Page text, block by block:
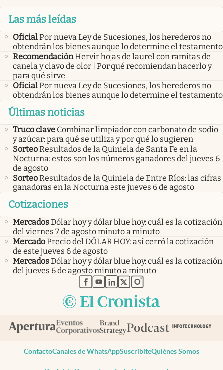
Las más leídas
OficialPor nueva Ley de Sucesiones, los herederos no
obtendrán los bienes aunque lo determine el testamento
RecomendaciónHervir hojas de laurel con ramitas de
canela y clavo de olor | Por qué recomiendan hacerlo y
para qué sirve
OficialPor nueva Ley de Sucesiones, los herederos no
obtendrán los bienes aunque lo determine el testamento
Últimas noticias
Truco clave Combinar limpiador con carbonato de sodio
y azúcar: para qué se utiliza y por qué lo sugieren
SorteoResultados de la Quiniela de Santa Fe en la
Nocturna: estos son los números ganadores del jueves 6
de agosto
SorteoResultados de la Quiniela de Entre Ríos: las cifras
ganadoras en la Nocturna este jueves 6 de agosto
Cotizaciones
MercadosDólar hoy y dólar blue hoy: cuál es la cotización
del viernes 7 de agosto minuto a minuto
MercadoPrecio del DÓLAR HOY: así cerró la cotización
de este jueves 6 de agosto
MercadosDólar hoy y dólar blue hoy: cuál es la cotización
del jueves 6 de agosto minuto a minuto
abre en nueva pestaña
abre en nueva pestaña
abre en nueva pestaña
abre en nueva pestaña
abre en nueva pestaña
ContactoCanales de WhatsAppSuscribiteQuiénes Somos